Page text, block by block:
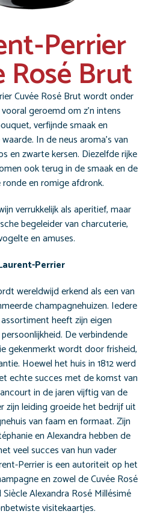
Perrier
Rosé Brut
Cuvée Rosé Brut wordt onder
geroemd om z’n intens
verfijnde smaak en
In de neus aroma’s van
en zwarte kersen. Diezelfde rijke
ook terug in de smaak en de
en romige afdronk.
verrukkelijk als aperitief, maar
begeleider van charcuterie,
en amuses.
Perrier
wereldwijd erkend als een van
champagnehuizen. Iedere
heeft zijn eigen
De verbindende
gekenmerkt wordt door frisheid,
Hoewel het huis in 1812 werd
echte succes met de komst van
in de jaren vijftig van de
zijn leiding groeide het bedrijf uit
van faam en formaat. Zijn
en Alexandra hebben de
veel succes van hun vader
Perrier is een autoriteit op het
en zowel de Cuvée Rosé
Alexandra Rosé Millésimé
visitekaartjes.